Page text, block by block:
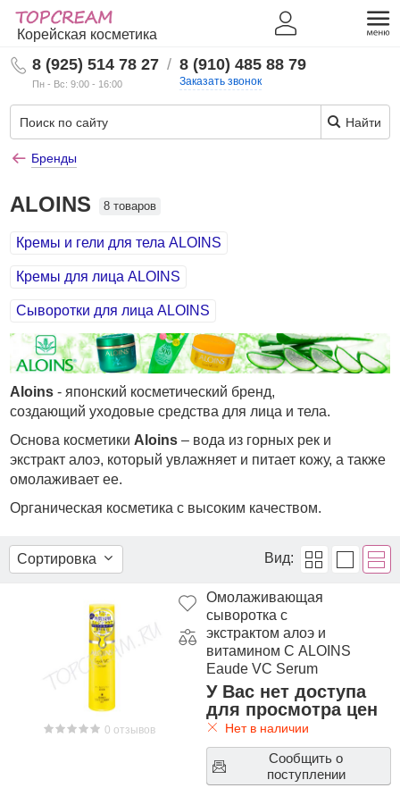
Корейская косметика
8 (925) 514 78 27
Пн - Вс: 9:00 - 16:00
/ 8 (910) 485 88 79
Заказать звонок
Найти
Бренды
ALOINS 8 товаров
Кремы и гели для тела ALOINS
Кремы для лица ALOINS
Сыворотки для лица ALOINS
Aloins - японский косметический бренд,
создающий уходовые средства для лица и тела.
Основа косметики Aloins – вода из горных рек и
экстракт алоэ, который увлажняет и питает кожу, а также
омолаживает ее.
Органическая косметика с высоким качеством.
Сортировка Вид:
0 отзывов
Омолаживающая
сыворотка с
экстрактом алоэ и
витамином С ALOINS
Eaude VC Serum
У Вас нет доступа
для просмотра цен
Нет в наличии
Сообщить о
поступлении